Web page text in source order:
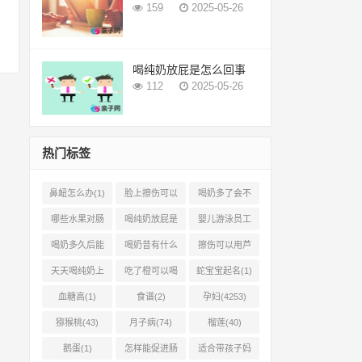
159 2025-05-26
喝纯奶放屁是怎么回事
112 2025-05-26
热门标签
鼻衄怎么办(1) 脸上擦伤可以
用芦荟吗(1)
喝奶多了会不
会上火(2)
哪些水果对肠
胃有好处(1)
喝纯奶放屁是
怎么回事(1)
婴儿游泳员工
怎样提成(2)
喝奶多久后能
吃柿子(2)
喝奶昔有什么
好处(1)
擦伤可以用芦
荟胶吗(1)
天天喝纯奶上
火吗(1)
吃了橙可以喝
椰奶吗(2)
蛇宝宝起名(1)
血糖高(1) 食谱(2) 孕妇(4253)
猕猴桃(43) 月子病(74) 榴莲(40)
鹅蛋(1) 怎样能促进肠 适合带孩子妈